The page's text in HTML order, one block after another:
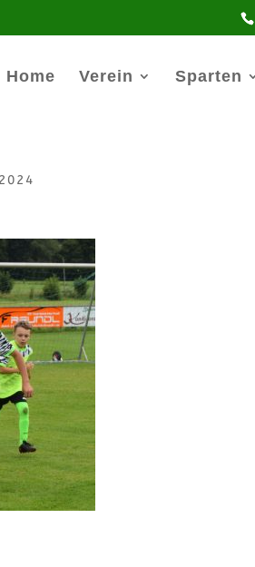
Home Verein Sparten